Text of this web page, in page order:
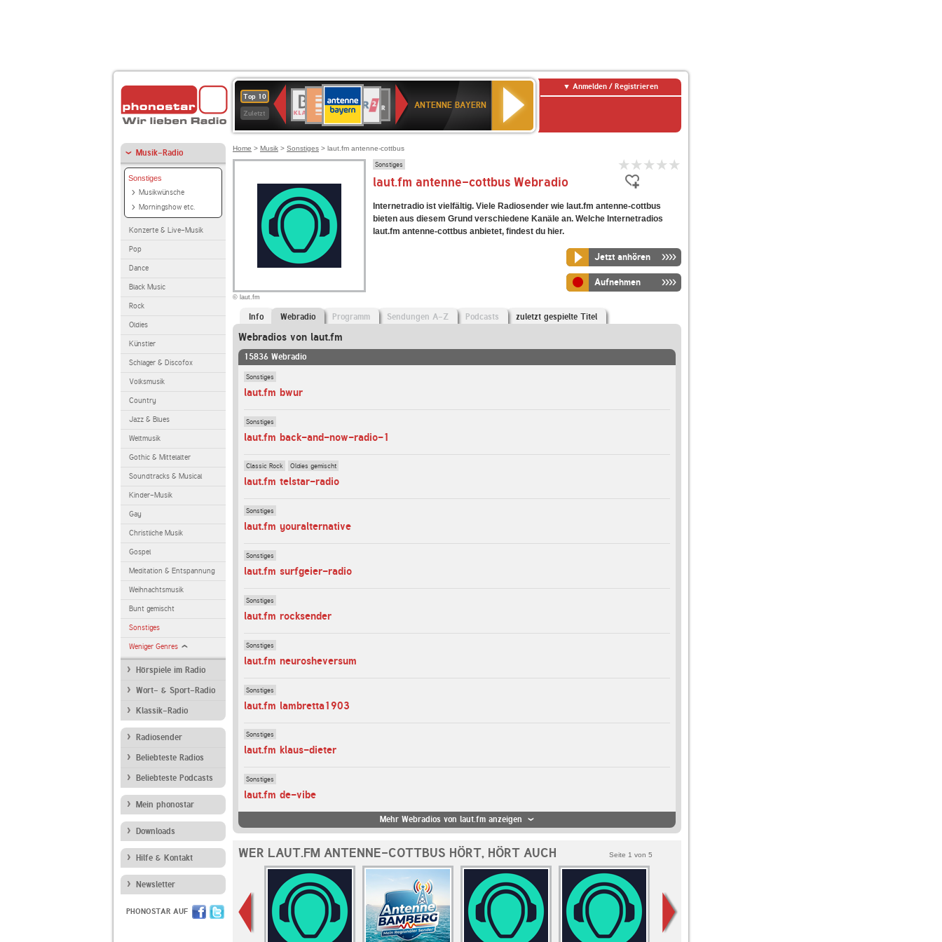
Top 10
Zuletzt
Deutschlandfunk
80er
90er
OLDIE
ANTENNE
SWR3
WDR
4
BR-
KLASSIK
Deutschlandfunk
KulturBAYERN
2
SWR
Kultur
NDR
2
ANTENNE BAYERN
Anmelden / Registrieren
Musik-Radio
Sonstiges
Musikwünsche
Morningshow etc.
Konzerte & Live-Musik
Pop
Dance
Black Music
Rock
Oldies
Künstler
Schlager & Discofox
Volksmusik
Country
Jazz & Blues
Weltmusik
Gothic & Mittelalter
Soundtracks & Musical
Kinder-Musik
Gay
Christliche Musik
Gospel
Meditation & Entspannung
Weihnachtsmusik
Bunt gemischt
Sonstiges
Weniger Genres
Hörspiele im Radio
Wort- & Sport-Radio
Klassik-Radio
Radiosender
Beliebteste Radios
Beliebteste Podcasts
Mein phonostar
Downloads
Hilfe & Kontakt
Newsletter
PHONOSTAR AUF
Home > Musik > Sonstiges > laut.fm antenne-cottbus
© laut.fm
Sonstiges
laut.fm antenne-cottbus Webradio
Internetradio ist vielfältig. Viele Radiosender wie laut.fm antenne-cottbus
bieten aus diesem Grund verschiedene Kanäle an. Welche Internetradios
laut.fm antenne-cottbus anbietet, findest du hier.
Jetzt anhören
Aufnehmen
Info Webradio Programm Sendungen A-Z Podcasts zuletzt gespielte Titel
Webradios von laut.fm
15836 Webradio
Sonstiges
laut.fm bwur
Sonstiges
laut.fm back-and-now-radio-1
Classic Rock Oldies gemischt
laut.fm telstar-radio
Sonstiges
laut.fm youralternative
Sonstiges
laut.fm surfgeier-radio
Sonstiges
laut.fm rocksender
Sonstiges
laut.fm neurosheversum
Sonstiges
laut.fm lambretta1903
Sonstiges
laut.fm klaus-dieter
Sonstiges
laut.fm de-vibe
Mehr Webradios von laut.fm anzeigen
WER LAUT.FM ANTENNE-COTTBUS HÖRT, HÖRT AUCH Seite 1 von 5